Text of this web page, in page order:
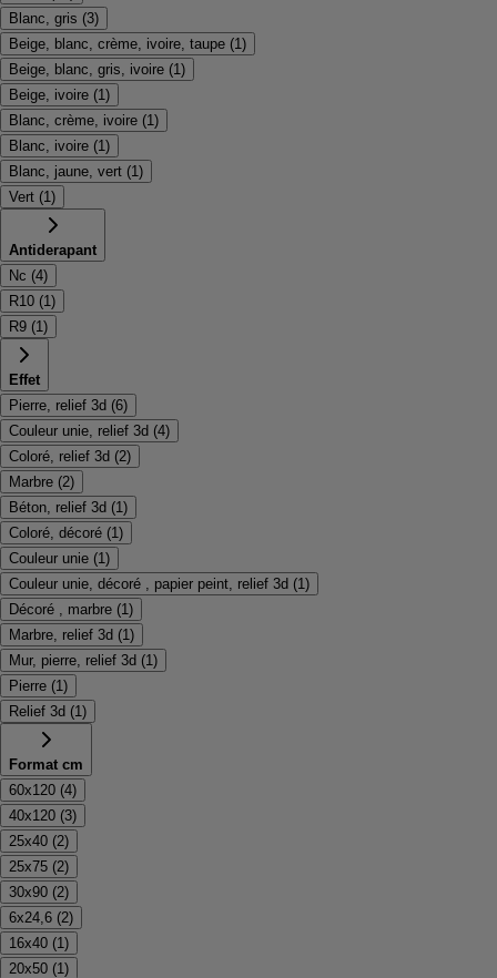
Blanc, gris (3)
Beige, blanc, crème, ivoire, taupe (1 )
Beige, blanc, gris, ivoire (1 )
Beige, ivoire (1 )
Blanc, crème, ivoire (1 )
Blanc, ivoire (1 )
Blanc, jaune, vert (1 )
Vert (1 )
Antiderapant
Nc (4)
R10 (1 )
R9 (1 )
Effet
Pierre, relief 3d (6)
Couleur unie, relief 3d (4)
Coloré, relief 3d (2)
Marbre (2)
Béton, relief 3d (1 )
Coloré, décoré (1 )
Couleur unie (1 )
Couleur unie, décoré , papier peint, relief 3d (1 )
Décoré , marbre (1 )
Marbre, relief 3d (1 )
Mur, pierre, relief 3d (1 )
Pierre (1 )
Relief 3d (1 )
Format cm
60x120 (4)
40x120 (3)
25x40 (2)
25x75 (2)
30x90 (2)
6x24,6 (2)
16x40 (1 )
20x50 (1 )